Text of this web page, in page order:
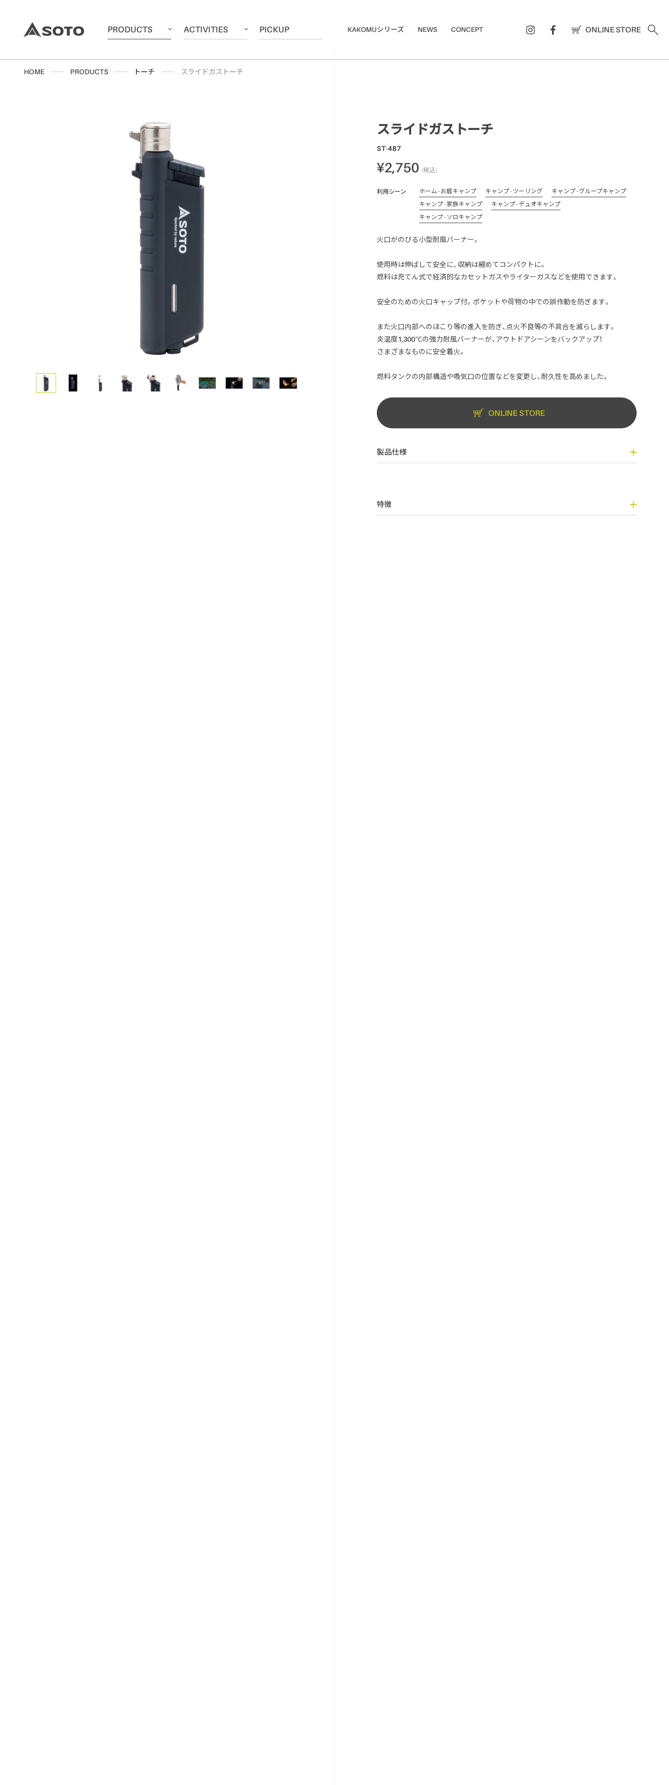
PRODUCTS ACTIVITIES PICKUP KAKOMUシリーズ NEWS CONCEPT ONLINE STORE
HOME PRODUCTS トーチ スライドガストーチ
スライドガストーチ
ST-487
¥2,750 (税込)
利用シーン ホーム - お庭キャンプ キャンプ - ツーリング
キャンプ - グループキャンプ
キャンプ - 家族キャンプ
キャンプ - デュオキャンプ
キャンプ - ソロキャンプ
火口がのびる小型耐風バーナー。
使用時は伸ばして安全に、収納は縮めてコンパクトに。
燃料は充てん式で経済的なカセットガスやライターガスなどを使用できます。
安全のための火口キャップ付。ポケットや荷物の中での誤作動を防ぎます。
また火口内部へのほこり等の進入を防ぎ、点火不良等の不具合を減らします。
炎温度1,300℃の強力耐風バーナーが、アウトドアシーンをバックアップ！
さまざまなものに安全着火。
燃料タンクの内部構造や吸気口の位置などを変更し、耐久性を高めました。
ONLINE STORE
製品仕様
特徴